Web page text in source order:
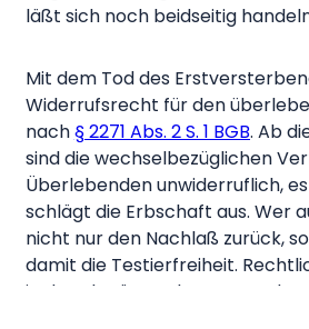
läßt sich noch beidseitig
Mit dem Tod des
Widerrufsrecht für den
nach§ 2271 Abs. 2 S. 1 BGB. Ab
sind die wechselbezüglichen
Überlebenden unwiderruflich,
schlägt die Erbschaft aus. Wer
nicht nur den Nachlaß zurück,
damit die Testierfreiheit.
in der Abwägung kommt es